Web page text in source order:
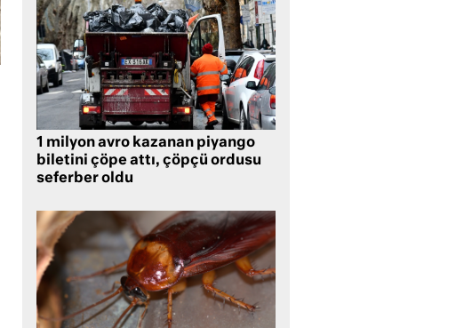
1 milyon avro kazanan piyango
biletini çöpe attı, çöpçü ordusu
seferber oldu